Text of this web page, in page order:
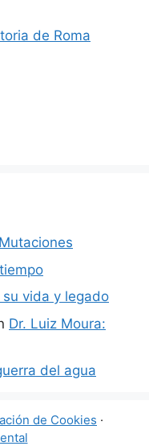
de Roma
vida y legado
Dr. Luiz Moura:
del agua
de Cookies ·